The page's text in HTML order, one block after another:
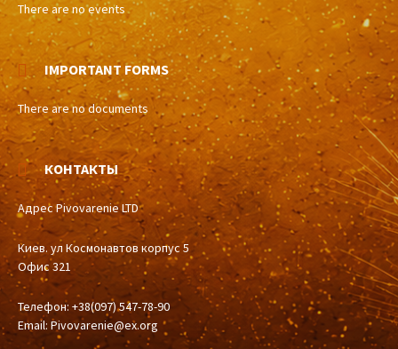
There are no events
IMPORTANT FORMS
There are no documents
КОНТАКТЫ
Адрес Pivovarenie LTD
Киев. ул Космонавтов корпус 5
Офис 321
Телефон: +38(097) 547-78-90
Email: Pivovarenie@ex.org